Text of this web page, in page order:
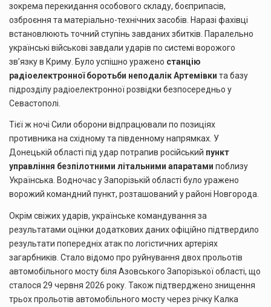
зокрема перекидання особового складу, боєприпасів,
озброєння та матеріально-технічних засобів. Наразі фахівці
встановлюють точний ступінь завданих збитків. Паралельно
українські військові завдали ударів по системі ворожого
зв’язку в Криму. Було успішно уражено станцію
радіоелектронної боротьби неподалік Артемівки та базу
підрозділу радіоелектронної розвідки безпосередньо у
Севастополі.
Тієї ж ночі Сили оборони відпрацювали по позиціях
противника на східному та південному напрямках. У
Донецькій області під удар потрапив російський пункт
управління безпілотними літальними апаратами поблизу
Українська. Водночас у Запорізькій області було уражено
ворожий командний пункт, розташований у районі Новгорода.
Окрім свіжих ударів, українське командування за
результатами оцінки додаткових даних офіційно підтвердило
результати попередніх атак по логістичних артеріях
загарбників. Стало відомо про руйнування двох прольотів
автомобільного мосту біля Азовського Запорізької області, що
сталося 29 червня 2026 року. Також підтверджено знищення
трьох прольотів автомобільного мосту через річку Калка